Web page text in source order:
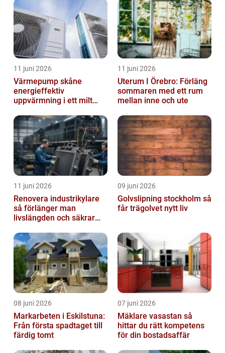
11 juni 2026
Värmepump skåne
energieffektiv
uppvärmning i ett milt
11 juni 2026
Uterum I Örebro: Förläng
sommaren med ett rum
mellan inne och ute
11 juni 2026
Renovera industrikylare
så förlänger man
livslängden och säkrar
09 juni 2026
Golvslipning stockholm så
får trägolvet nytt liv
08 juni 2026
Markarbeten i Eskilstuna:
Från första spadtaget till
färdig tomt
07 juni 2026
Mäklare vasastan så
hittar du rätt kompetens
för din bostadsaffär